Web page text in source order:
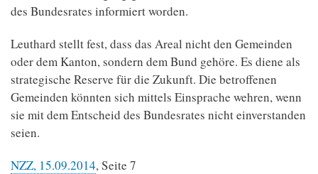
des Bundesrates informiert worden.
Leuthard stellt fest, dass das Areal nicht den Gemeinden
oder dem Kanton, sondern dem Bund gehöre. Es diene als
strategische Reserve für die Zukunft. Die betroffenen
Gemeinden könnten sich mittels Einsprache wehren, wenn
sie mit dem Entscheid des Bundesrates nicht einverstanden
seien.
NZZ, 15.09.2014, Seite 7